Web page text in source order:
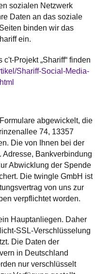
sozialen Netzwerk
Daten an das soziale
binden wir das
ein.
Projekt „Shariff“ finden
Shariff-Social-Media-
abgewickelt, die
74, 13357
Die von Ihnen bei der
Bankverbindung
Abwicklung der Spende
Die twingle GmbH ist
von uns zur
verpflichtet worden.
Hauptanliegen. Daher
SSL-Verschlüsselung
Die Daten der
in Deutschland
nur verschlüsselt